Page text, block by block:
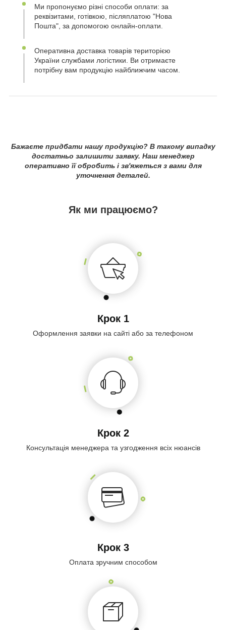
Ми пропонуємо різні способи оплати: за
реквізитами, готівкою, післяплатою "Нова
Пошта", за допомогою онлайн-оплати.
Оперативна доставка товарів територією
України службами логістики. Ви отримаєте
потрібну вам продукцію найближчим часом.
Бажаєте придбати нашу продукцію? В такому випадку
достатньо залишити заявку. Наш менеджер
оперативно її обробить і зв'яжеться з вами для
уточнення деталей.
Як ми працюємо?
Крок 1
Оформлення заявки на сайті або за телефоном
Крок 2
Консультація менеджера та узгодження всіх нюансів
Крок 3
Оплата зручним способом